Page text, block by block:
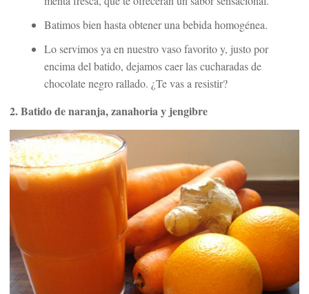
Batimos bien hasta obtener una bebida homogénea.
Lo servimos ya en nuestro vaso favorito y, justo por
encima del batido, dejamos caer las cucharadas de
chocolate negro rallado. ¿Te vas a resistir?
2. Batido de naranja, zanahoria y jengibre